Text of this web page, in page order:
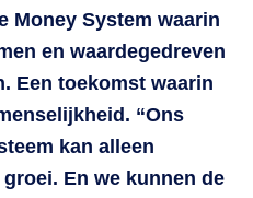
Money System waarin
en waardegedreven
Een toekomst waarin
“Ons
kan alleen
En we kunnen de